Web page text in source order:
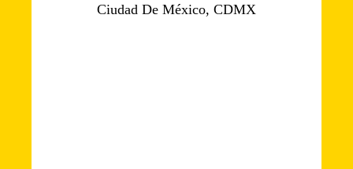
Ciudad De México, CDMX